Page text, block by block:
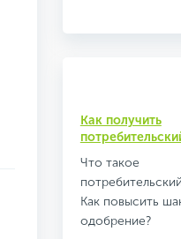
Как получить
Что такое
Как повысить
одобрение?